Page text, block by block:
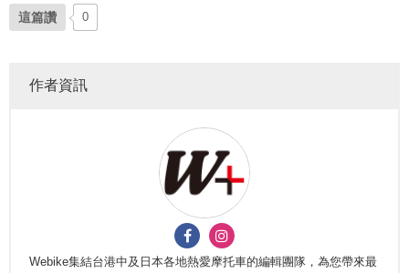
這篇讚 0
作者資訊
Webike集結台港中及日本各地熱愛摩托車的編輯團隊，為您帶來最